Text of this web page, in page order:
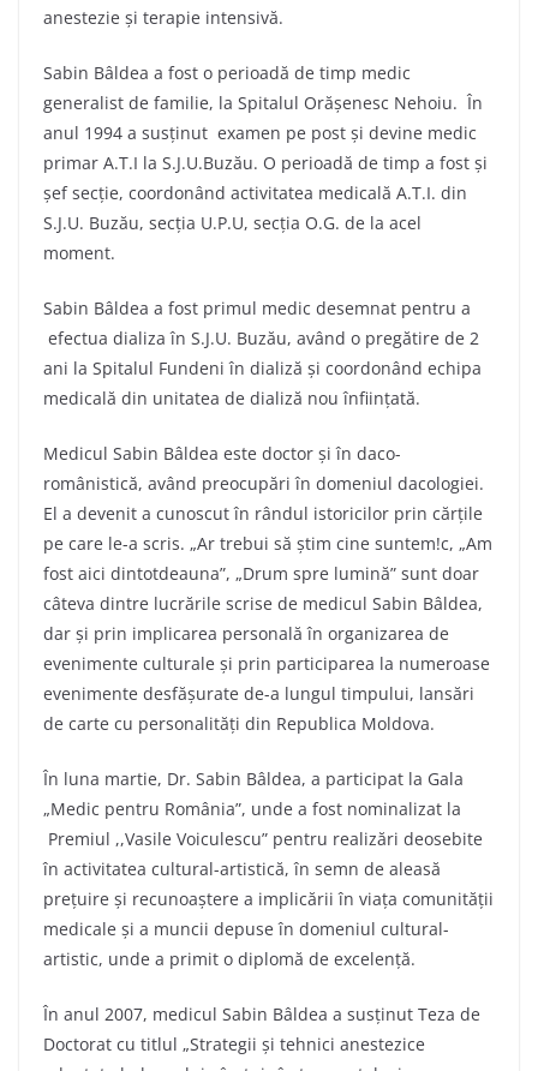
anestezie și terapie intensivă.
Sabin Bâldea a fost o perioadă de timp medic
generalist de familie, la Spitalul Orășenesc Nehoiu. În
anul 1994 a susținut examen pe post și devine medic
primar A.T.I la S.J.U.Buzău. O perioadă de timp a fost și
șef secție, coordonând activitatea medicală A.T.I. din
S.J.U. Buzău, secția U.P.U, secția O.G. de la acel
moment.
Sabin Bâldea a fost primul medic desemnat pentru a
efectua dializa în S.J.U. Buzău, având o pregătire de 2
ani la Spitalul Fundeni în dializă și coordonând echipa
medicală din unitatea de dializă nou înființată.
Medicul Sabin Bâldea este doctor și în daco-
românistică, având preocupări în domeniul dacologiei.
El a devenit a cunoscut în rândul istoricilor prin cărțile
pe care le-a scris. „Ar trebui să ştim cine suntem!c, „Am
fost aici dintotdeauna”, „Drum spre lumină” sunt doar
câteva dintre lucrările scrise de medicul Sabin Bâldea,
dar și prin implicarea personală în organizarea de
evenimente culturale și prin participarea la numeroase
evenimente desfășurate de-a lungul timpului, lansări
de carte cu personalități din Republica Moldova.
În luna martie, Dr. Sabin Bâldea, a participat la Gala
„Medic pentru România”, unde a fost nominalizat la
Premiul ,,Vasile Voiculescu” pentru realizări deosebite
în activitatea cultural-artistică, în semn de aleasă
prețuire și recunoaștere a implicării în viața comunității
medicale și a muncii depuse în domeniul cultural-
artistic, unde a primit o diplomă de excelență.
În anul 2007, medicul Sabin Bâldea a susținut Teza de
Doctorat cu titlul „Strategii și tehnici anestezice